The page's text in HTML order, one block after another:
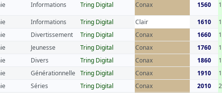
Informations Tring Digital Conax 1560
Informations Tring Digital Clair 1610
Divertissement Tring Digital Conax 1660
Jeunesse Tring Digital Conax 1760
Divers Tring Digital Conax 1860
Générationnelle Tring Digital Conax 1910
Séries Tring Digital Conax 2010